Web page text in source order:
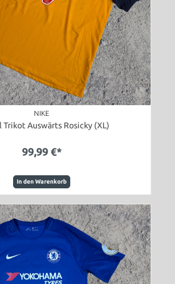
NIKE
Trikot Auswärts Rosicky (XL)
99,99 €*
In den Warenkorb